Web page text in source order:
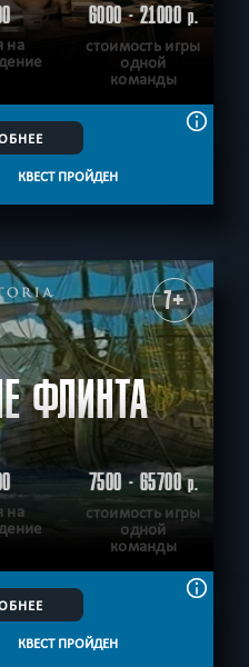
на
6000 - 21000р.
стоимость игры
одной
команды
КВЕСТ ПРОЙДЕН
7+
ФЛИНТА
на
7500 - 65700р.
стоимость игры
одной
команды
КВЕСТ ПРОЙДЕН